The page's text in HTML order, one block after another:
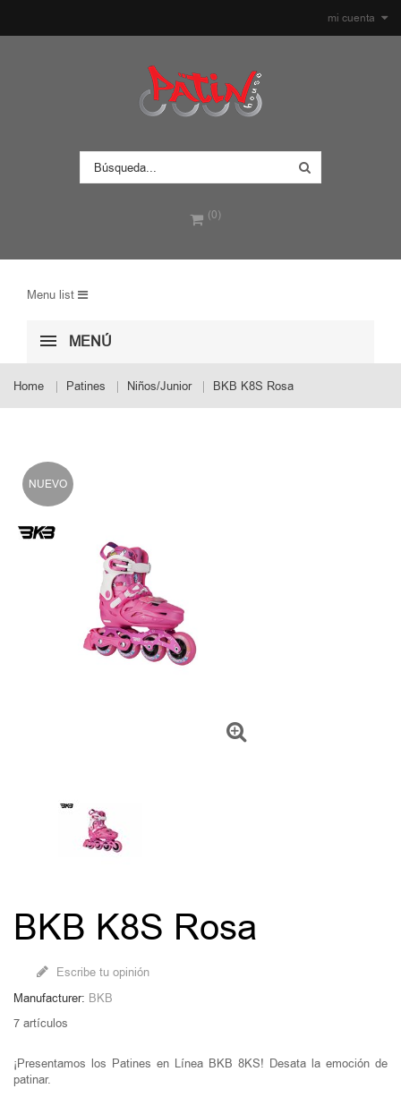
mi cuenta
(0)
Menu list
MENÚ
Home Patines Niños/Junior BKB K8S Rosa
NUEVO
BKB K8S Rosa
Escribe tu opinión
Manufacturer: BKB
7 artículos
¡Presentamos los Patines en Línea BKB 8KS! Desata la emoción de
patinar.